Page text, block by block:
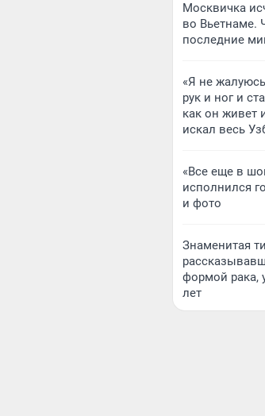
Москвичка
во Вьетнаме.
последние
«Я не
рук и ног и
как он живет
искал весь
«Все еще в
исполнился
и фото
Знаменитая
формой рака,
лет